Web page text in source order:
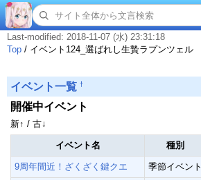
Last-modified: 2018-11-07 (水) 23:31:18
Top / イベント124_選ばれし生贄ラプンツェル
イベント一覧 †
開催中イベント
新↑ / 古↓
イベント名 種別
9周年間近！ざくざく鍵クエ 季節イベント